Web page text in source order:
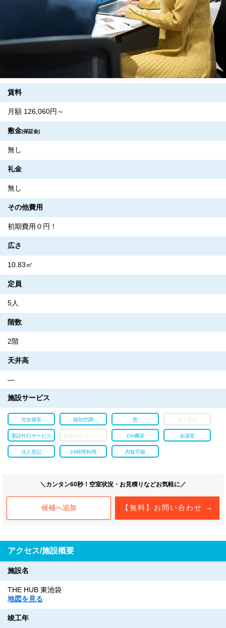
賃料
月額 126,060円～
敷金(保証金)
無し
礼金
無し
その他費用
初期費用０円！
広さ
10.83㎡
定員
5人
階数
2階
天井高
―
施設サービス
完全個室 個別空調 窓
電話代行サービス OA機器 会議室
法人登記 24時間利用 内覧可能
＼カンタン60秒！空室状況・お見積りなどお気軽に／
【無料】お問い合わせ →
候補へ追加
アクセス/施設概要
施設名
THE HUB 東池袋
地図を見る
竣工年